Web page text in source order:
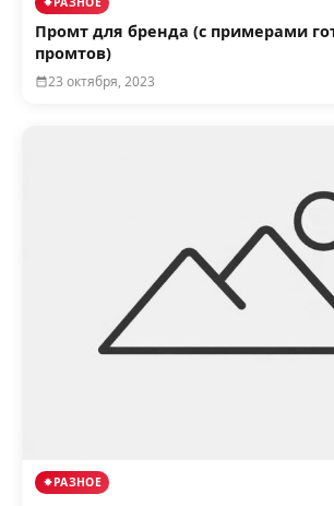
Промт для бренда (с примерами
промтов)
23 октября, 2023
РАЗНОЕ